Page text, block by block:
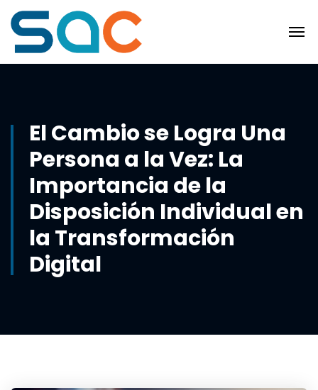
El Cambio se Logra Una
Persona a la Vez: La
Importancia de la
Disposición Individual en
la Transformación
Digital